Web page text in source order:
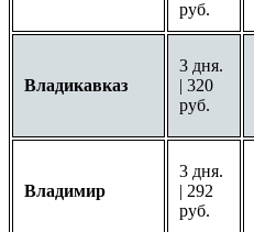
руб.
Владикавказ
3 дня.
| 320
руб.
Владимир
3 дня.
| 292
руб.